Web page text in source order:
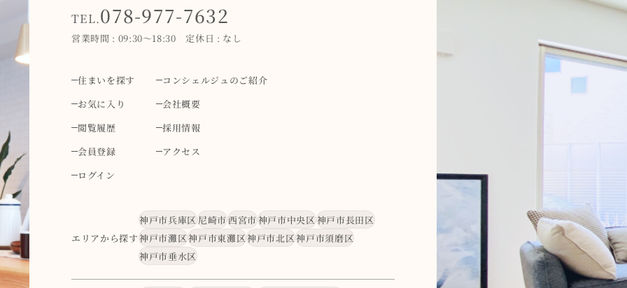
TEL.078-977-7632
営業時間 : 09:30～18:30 定休日 : なし
住まいを探す
コンシェルジュのご紹介
お気に入り
会社概要
閲覧履歴
採用情報
会員登録
アクセス
ログイン
エリアから探す
神戸市兵庫区 尼崎市 西宮市 神戸市中央区神戸市長田区
神戸市灘区神戸市東灘区神戸市北区神戸市須磨区
神戸市垂水区